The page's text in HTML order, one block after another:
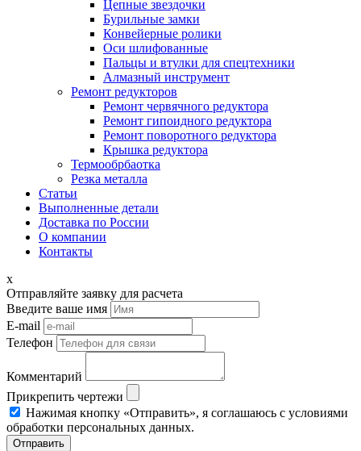
Цепные звездочки
Бурильные замки
Конвейерные ролики
Оси шлифованные
Пальцы и втулки для спецтехники
Алмазный инструмент
Ремонт редукторов
Ремонт червячного редуктора
Ремонт гипоидного редуктора
Ремонт поворотного редуктора
Крышка редуктора
Термообрбаотка
Резка металла
Статьи
Выполненные детали
Доставка по России
О компании
Контакты
x
Отправляйте заявку для расчета
Введите ваше имя
E-mail
Телефон
Комментарий
Прикрепить чертежи
Нажимая кнопку «Отправить», я соглашаюсь с условиями
обработки персональных данных.
Отправить